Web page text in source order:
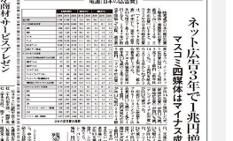
ビジネス イベント 信用情報
・訃報
勝負！ ～多様なビジネス・多彩な商材～